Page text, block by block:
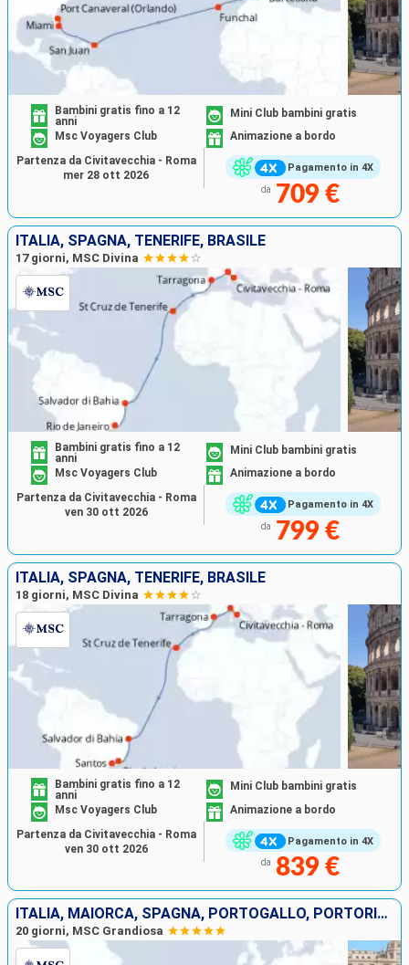
Pagamento in 4X
Bambini gratis fino a 12
anni
Mini Club bambini gratis
Msc Voyagers Club
Animazione a bordo
da 709 €
Partenza da Civitavecchia - Roma
mer 28 ott 2026
ITALIA, SPAGNA, TENERIFE, BRASILE
17 giorni, MSC Divina
Pagamento in 4X
Bambini gratis fino a 12
anni
Mini Club bambini gratis
Msc Voyagers Club
Animazione a bordo
da 799 €
Partenza da Civitavecchia - Roma
ven 30 ott 2026
ITALIA, SPAGNA, TENERIFE, BRASILE
18 giorni, MSC Divina
Pagamento in 4X
Bambini gratis fino a 12
anni
Mini Club bambini gratis
Msc Voyagers Club
Animazione a bordo
da 839 €
Partenza da Civitavecchia - Roma
ven 30 ott 2026
ITALIA, MAIORCA, SPAGNA, PORTOGALLO, PORTORICO, STATI UNITI
20 giorni, MSC Grandiosa